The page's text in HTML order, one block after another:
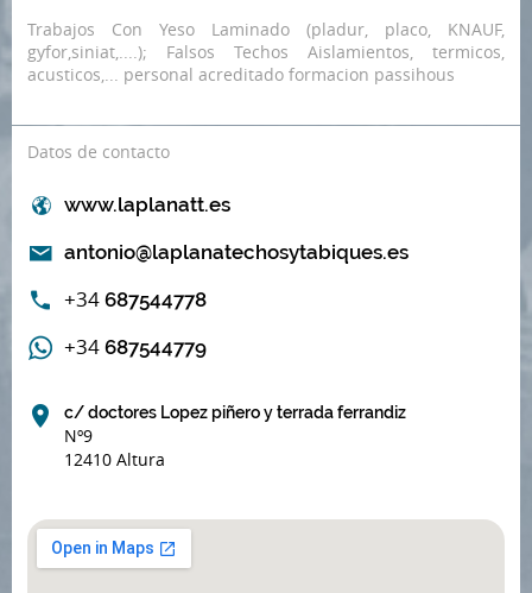
Trabajos Con Yeso Laminado (pladur, placo, KNAUF,
gyfor,siniat,....); Falsos Techos Aislamientos, termicos,
acusticos,... personal acreditado formacion passihous
Datos de contacto
www.laplanatt.es
antonio@laplanatechosytabiques.es
+34 687544778
+34 687544779
c/ doctores Lopez piñero y terrada ferrandiz
Nº9
12410 Altura